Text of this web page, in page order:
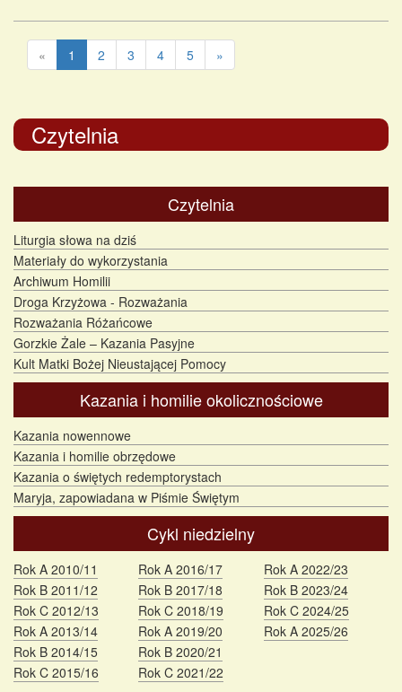
« 1 2 3 4 5 »
Czytelnia
Czytelnia
Liturgia słowa na dziś
Materiały do wykorzystania
Archiwum Homilii
Droga Krzyżowa - Rozważania
Rozważania Różańcowe
Gorzkie Żale – Kazania Pasyjne
Kult Matki Bożej Nieustającej Pomocy
Kazania i homilie okolicznościowe
Kazania nowennowe
Kazania i homilie obrzędowe
Kazania o świętych redemptorystach
Maryja, zapowiadana w Piśmie Świętym
Cykl niedzielny
Rok A 2010/11
Rok B 2011/12
Rok C 2012/13
Rok A 2013/14
Rok B 2014/15
Rok C 2015/16
Rok A 2016/17
Rok B 2017/18
Rok C 2018/19
Rok A 2019/20
Rok B 2020/21
Rok C 2021/22
Rok A 2022/23
Rok B 2023/24
Rok C 2024/25
Rok A 2025/26